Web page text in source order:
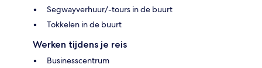
Segwayverhuur/-tours in de buurt
Tokkelen in de buurt
Werken tijdens je reis
Businesscentrum